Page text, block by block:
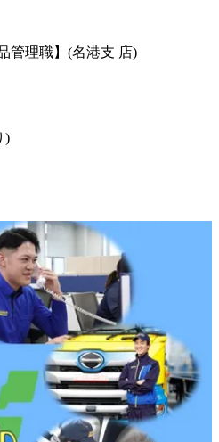
管理職】(名港支 店)
)